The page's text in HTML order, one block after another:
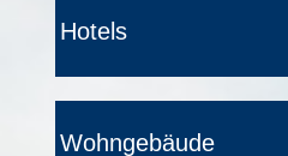
Hotels
Wohngebäude